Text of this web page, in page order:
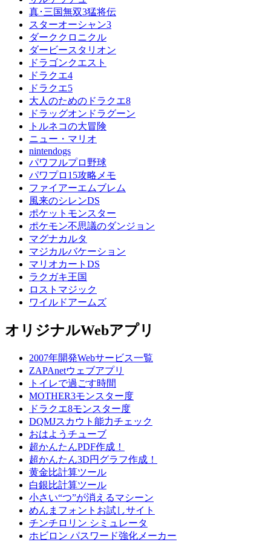
真･三国無双3猛将伝
スターオーシャン3
ダーククロニクル
ダービースタリオン
ドラゴンクエスト
ドラクエ4
ドラクエ5
大人のためのドラクエ8
ドラッグオンドラグーン
トルネコの大冒険
ニュー・マリオ
nintendogs
パワフルプロ野球
パワプロ15攻略メモ
ファイアーエムブレム
風来のシレンDS
ポケットモンスター
ポケモン不思議のダンジョン
マグナカルタ
マジカルバケーション
マリオカートDS
ラクガキ王国
ロストマジック
ワイルドアームズ
オリジナルWebアプリ
2007年開発Webサービス一覧
ZAPAnetウェブアプリ
トイレで過ごす時間
MOTHER3モンスター度
ドラクエ8モンスター度
DQMJスカウト能力チェック
おはようチューブ
超かんたんPDF作成！
超かんたん3D円グラフ作成！
黄金比計算ツール
白銀比計算ツール
小さい“つ”が消えるマシーン
めんまフォントお試しサイト
チンチロリン シミュレータ
ホビロン パスワード強化メーカー